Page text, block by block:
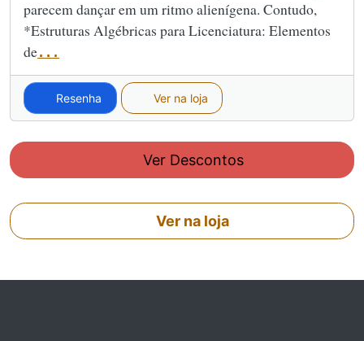
parecem dançar em um ritmo alienígena. Contudo,
*Estruturas Algébricas para Licenciatura: Elementos
de...
Resenha Ver na loja
Ver Descontos
Ver na loja